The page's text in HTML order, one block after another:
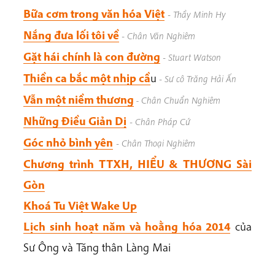
Bữa cơm trong văn hóa Việt - Thầy Minh Hy
Nắng đưa lối tôi về - Chân Văn Nghiêm
Gặt hái chính là con đường - Stuart Watson
Thiền ca bắc một nhịp cầu - Sư cô Trăng Hải Ấn
Vẫn một niềm thương - Chân Chuẩn Nghiêm
Những Điều Giản Dị - Chân Pháp Cứ
Góc nhỏ bình yên - Chân Thoại Nghiêm
Chương trình TTXH, HIỂU & THƯƠNG Sài
Gòn
Khoá Tu Việt Wake Up
Lịch sinh hoạt năm và hoằng hóa 2014của
Sư Ông và Tăng thân Làng Mai